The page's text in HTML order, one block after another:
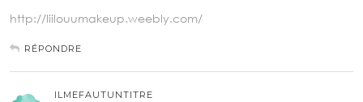
http://liilouumakeup.weebly.com/
RÉPONDRE
ILMEFAUTUNTITRE